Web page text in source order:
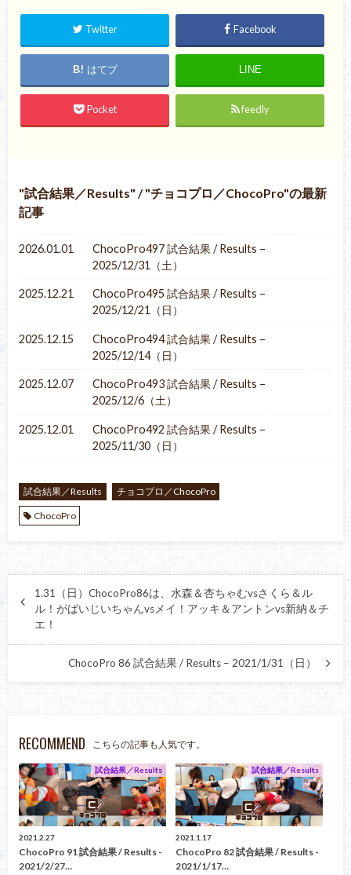
Twitter Facebook
はてブ LINE
Pocket feedly
試合結果／Results / チョコプロ／ChocoPro の最新
記事
2026.01.01
ChocoPro497 試合結果 / Results –
2025/12/31（土）
2025.12.21
ChocoPro495 試合結果 / Results –
2025/12/21（日）
2025.12.15
ChocoPro494 試合結果 / Results –
2025/12/14（日）
2025.12.07
ChocoPro493 試合結果 / Results –
2025/12/6（土）
2025.12.01
ChocoPro492 試合結果 / Results –
2025/11/30（日）
試合結果／Results
チョコプロ／ChocoPro
ChocoPro
1.31（日）ChocoPro86は、水森＆杏ちゃむvsさくら＆ル
ル！がばいじいちゃんvsメイ！アッキ＆アントンvs新納＆チ
エ！
ChocoPro 86 試合結果 / Results – 2021/1/31（日）
RECOMMEND こちらの記事も人気です。
試合結果／Results
2021.2.27
ChocoPro 91 試合結果 / Results -
2021/2/27…
試合結果／Results
2021.1.17
ChocoPro 82 試合結果 / Results -
2021/1/17…